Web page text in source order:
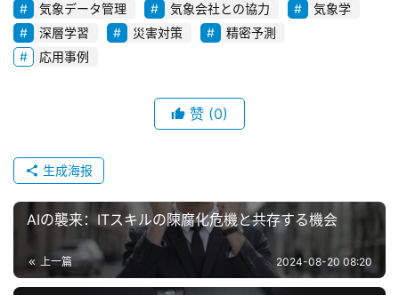
気象データ管理
気象会社との協力
気象学
深層学習
災害対策
精密予測
応用事例
赞 (0)
生成海报
AIの襲来：ITスキルの陳腐化危機と共存する機会
上一篇 2024-08-20 08:20